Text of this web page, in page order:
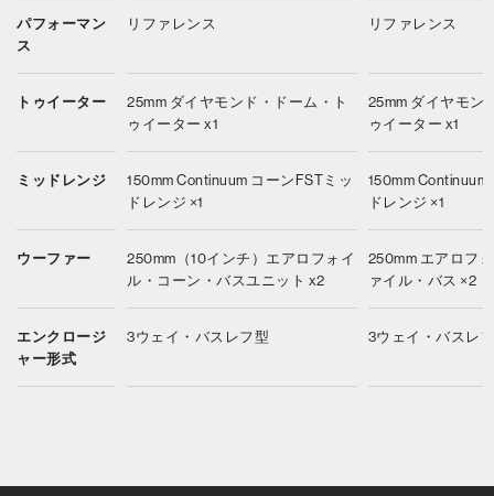
パフォーマン
ス
トゥイーター
ミッドレンジ
ウーファー
エンクロージ
ャー形式
リファレンス
25mm ダイヤモンド・ドーム・ト
ゥイーター x1
150mm Continuum コーンFSTミッ
ドレンジ ×1
250mm（10インチ）エアロフォイ
ル・コーン・バスユニット x2
3ウェイ・バスレフ型
リファレンス
25mm ダイヤモン
ゥイーター x1
150mm
ドレンジ ×1
250mm エアロフ
ァイル・バス ×2
3ウェイ・バスレ